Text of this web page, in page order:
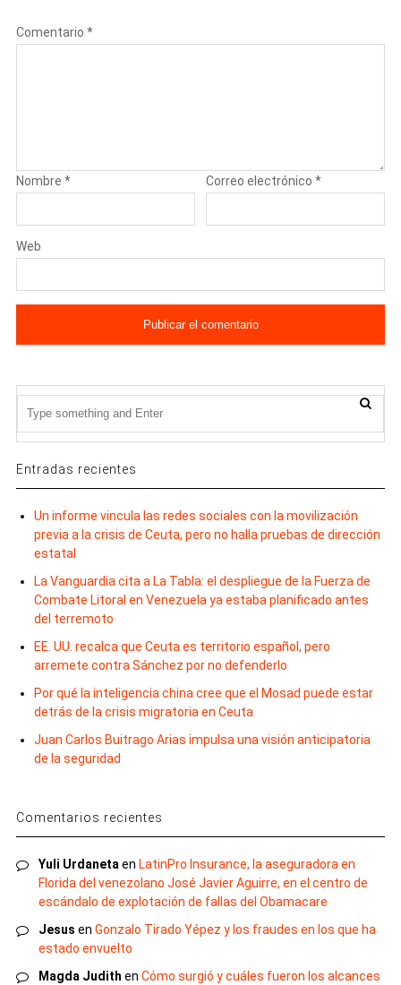
Comentario *
Nombre * Correo electrónico*
Web
Entradas recientes
Un informe vincula las redes sociales con la movilización
previa a la crisis de Ceuta, pero no halla pruebas de dirección
estatal
La Vanguardia cita a La Tabla: el despliegue de la Fuerza de
Combate Litoral en Venezuela ya estaba planificado antes
del terremoto
EE. UU. recalca que Ceuta es territorio español, pero
arremete contra Sánchez por no defenderlo
Por qué la inteligencia china cree que el Mosad puede estar
detrás de la crisis migratoria en Ceuta
Juan Carlos Buitrago Arias impulsa una visión anticipatoria
de la seguridad
Comentarios recientes
Yuli Urdanetaen LatinPro Insurance, la aseguradora en
Florida del venezolano José Javier Aguirre, en el centro de
escándalo de explotación de fallas del Obamacare
Jesus en Gonzalo Tirado Yépez y los fraudes en los que ha
estado envuelto
Magda Judith en Cómo surgió y cuáles fueron los alcances